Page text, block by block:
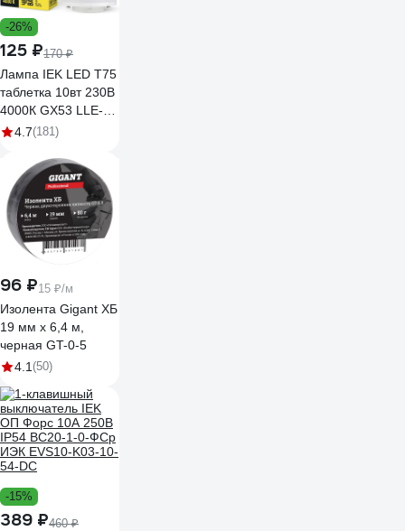
-26%
125 ₽170 ₽
Лампа IEK LED T75
таблетка 10вт 230В
4000К GX53 LLE-
T80-10-230-40-
4.7(181)
96 ₽15 ₽/м
Изолента Gigant ХБ
19 мм х 6,4 м,
черная GT-0-5
4.1 (50)
-15%
389 ₽460 ₽